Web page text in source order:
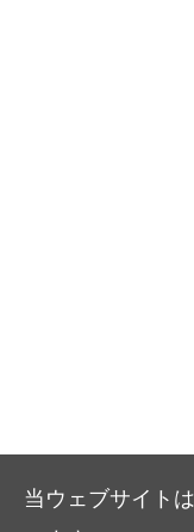
当ウェブサイト